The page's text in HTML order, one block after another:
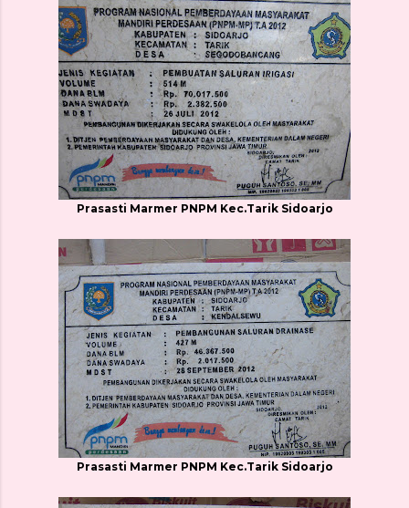
Prasasti Marmer PNPM Kec.Tarik Sidoarjo
Prasasti Marmer PNPM Kec.Tarik Sidoarjo